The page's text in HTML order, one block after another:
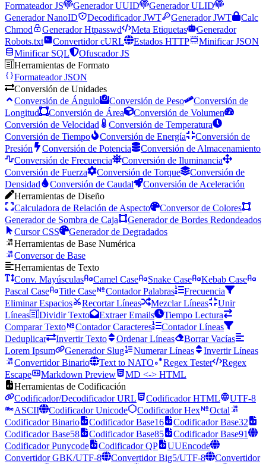
Formateador JS
Generador UUID
Generador ULID
Generador NanoID
Decodificador JWT Generador JWT
Calc
Chmod
Generador Htpasswd Meta Etiquetas
Generador
Robots.txt
Convertidor cURL Estados HTTP
Minificar JSON
Minificar SQL
Ofuscador JS
Herramientas de Formato
Formateador JSON
Conversión de Unidades
Conversión de Ángulo
Conversión de Peso
Conversión de
Longitud
Conversión de Área
Conversión de Volumen
Conversión de Velocidad
Conversión de Temperatura
Conversión de Tiempo
Conversión de Energía
Conversión de
Presión
Conversión de Potencia
Conversión de Almacenamiento
Conversión de Frecuencia
Conversión de Iluminancia
Conversión de Fuerza
Conversión de Torque
Conversión de
Densidad
Conversión de Caudal
Conversión de Aceleración
Herramientas de Diseño
Calculadora de Relación de Aspecto
Conversor de Colores
Generador de Sombra de Caja
Generador de Bordes Redondeados
Cursor CSS
Generador de Degradados
Herramientas de Base Numérica
Conversor de Base
Herramientas de Texto
Conv. Mayúsculas
Camel Case Snake Case
Kebab Case
Pascal Case
Title Case Contador Palabras
Frecuencia
Eliminar Espacios
Recortar Líneas Mezclar Líneas
Unir
Líneas
Dividir Texto Extraer Emails
Tiempo Lectura
Comparar Texto
Contador Caracteres
Contador Líneas
Deduplicar
Invertir Texto Ordenar Líneas
Borrar Vacías
Lorem Ipsum
Generador Slug Numerar Líneas
Invertir Líneas
Convertidor Binario
Text to NATO Regex Tester
Regex
Escape
Markdown Preview
MD <-> HTML
Herramientas de Codificación
Codificador/Decodificador URL
Codificador HTML
UTF-8
ASCII
Codificador Unicode Codificador Hex
Octal
Codificador Binario
Codificador Base16
Codificador Base32
Codificador Base58
Codificador Base85
Codificador Base91
Codificador Punycode
Codificador QP
UUEncode
Convertidor GBK/UTF-8
Convertidor Big5/UTF-8
Convertidor